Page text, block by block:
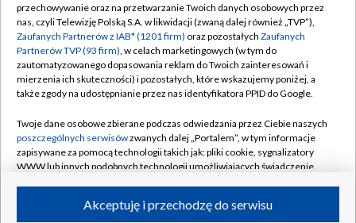
Abonament TVP
Emisja w TVP
Centrum informacji TVP
Naziemna Telewizja Cyfrowa
Rada Programowa
System NOS
Informacje o nadawcy
Program dla prasy
Regulamin TVP
Polityka prywatności
Moje zgody
Pomoc
Kontakt
Kanały
przechowywanie oraz na przetwarzanie Twoich danych osobowych przez
nas, czyli Telewizję Polską S.A. w likwidacji (zwaną dalej również „TVP”),
Zaufanych Partnerów z IAB* (1201 firm) oraz pozostałych Zaufanych
Partnerów TVP (93 firm), w celach marketingowych (w tym do
zautomatyzowanego dopasowania reklam do Twoich zainteresowań i
mierzenia ich skuteczności) i pozostałych, które wskazujemy poniżej, a
także zgody na udostępnianie przez nas identyfikatora PPID do Google.
Twoje dane osobowe zbierane podczas odwiedzania przez Ciebie naszych
poszczególnych serwisówzwanych dalej „Portalem”, w tym informacje
zapisywane za pomocą technologii takich jak: pliki cookie, sygnalizatory
WWW lub innych podobnych technologii umożliwiających świadczenie
ruchu w Internecie.Akceptuję i przechodzę do serwisu